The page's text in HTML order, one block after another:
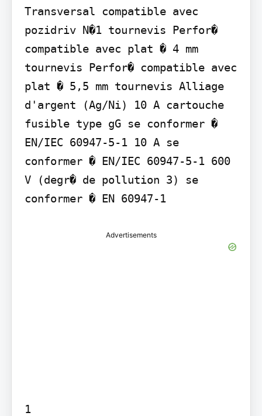
Transversal compatible avec
pozidriv N�1 tournevis Perfor�
compatible avec plat � 4 mm
tournevis Perfor� compatible avec
plat � 5,5 mm tournevis Alliage
d'argent (Ag/Ni) 10 A cartouche
fusible type gG se conformer �
EN/IEC 60947-5-1 10 A se
conformer � EN/IEC 60947-5-1 600
V (degr� de pollution 3) se
conformer � EN 60947-1
Advertisements
1